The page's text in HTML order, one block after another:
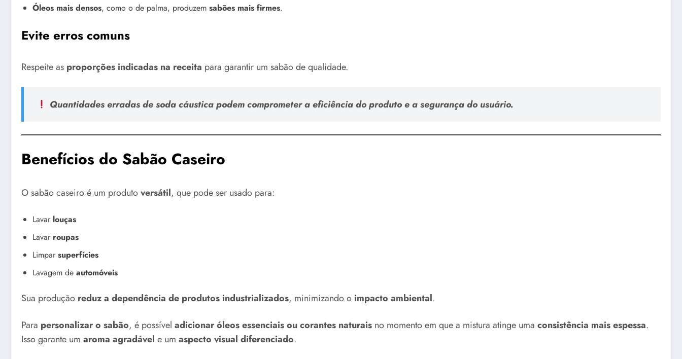
Óleos mais densos, como o de palma, produzem sabões mais firmes.
Evite erros comuns
Respeite as proporções indicadas na receita para garantir um sabão de qualidade.
Quantidades erradas desoda cáusticapodem comprometer aeficiência do produtoe asegurança do usuário.
Benefícios do Sabão Caseiro
O sabão caseiro é um produtoversátil, que pode ser usado para:
Lavar louças
Lavar roupas
Limpar superfícies
Lavagem de automóveis
Sua produção reduz a dependência de produtos industrializados, minimizando o impacto ambiental.
Para personalizar o sabão, é possível adicionar óleos essenciais ou corantes naturais no momento em que a mistura atinge uma consistência mais espessa.
Isso garante um aroma agradável e um aspecto visual diferenciado.